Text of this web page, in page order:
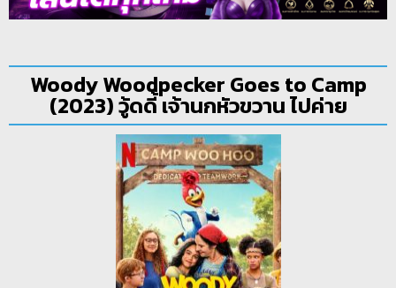
Woody Woodpecker Goes to Camp
(2023) วู้ดดี้ เจ้านกหัวขวาน ไปค่าย